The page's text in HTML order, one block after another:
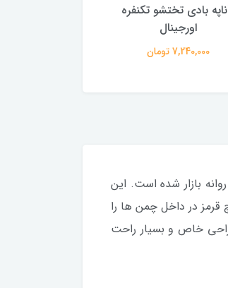
بادی تختشو تکنفره
اورجینال
7,240,000 تومان
بازار شده است. این
در داخل چمن ها را
خاص و بسیار راحت